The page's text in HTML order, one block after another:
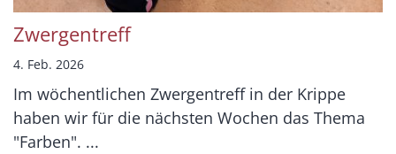
Zwergentreff
4. Feb. 2026
Im wöchentlichen Zwergentreff in der Krippe
haben wir für die nächsten Wochen das Thema
"Farben". ...